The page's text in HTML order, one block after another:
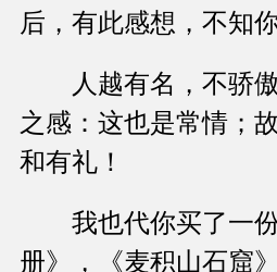
后，有此感想，不知
人越有名，不骄傲
之感：这也是常情；
和有礼！
我也代你买了一份
册》，《麦积山石窟